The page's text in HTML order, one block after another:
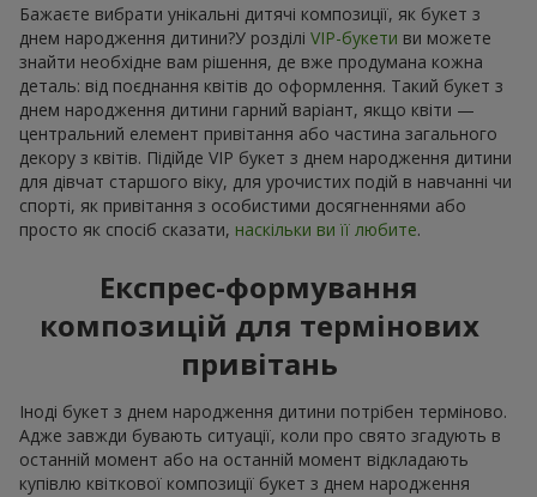
Бажаєте вибрати унікальні дитячі композиції, як букет з
днем народження дитини?У розділі VIP-букети ви можете
знайти необхідне вам рішення, де вже продумана кожна
деталь: від поєднання квітів до оформлення. Такий букет з
днем народження дитини гарний варіант, якщо квіти —
центральний елемент привітання або частина загального
декору з квітів. Підійде VIP букет з днем народження дитини
для дівчат старшого віку, для урочистих подій в навчанні чи
спорті, як привітання з особистими досягненнями або
просто як спосіб сказати, наскільки ви її любите.
Експрес-формування
композицій для термінових
привітань
Іноді букет з днем народження дитини потрібен терміново.
Адже завжди бувають ситуації, коли про свято згадують в
останній момент або на останній момент відкладають
купівлю квіткової композиції букет з днем народження